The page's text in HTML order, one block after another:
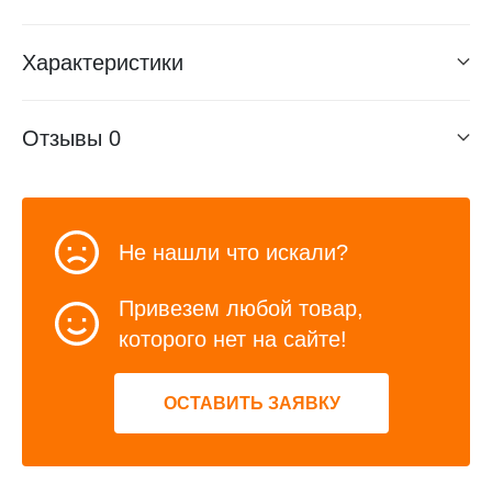
Характеристики
Отзывы 0
Не нашли что искали?
Привезем любой товар,
которого нет на сайте!
ОСТАВИТЬ ЗАЯВКУ